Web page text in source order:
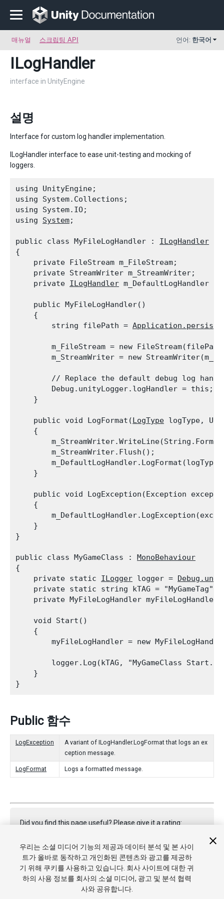
매뉴얼 스크립팅 API 언어: 한국어
ILogHandler
interface in UnityEngine
설명
Interface for custom log handler implementation.
ILogHandler interface to ease unit-testing and mocking of
loggers.
using UnityEngine;
using System.Collections;
using System.IO;
using System;
public class MyFileLogHandler : ILogHandler
{
    private FileStream m_FileStream;
    private StreamWriter m_StreamWriter;
    private
ILogHandler m_DefaultLogHandler
    public MyFileLogHandler()
    {
        string filePath =
m_FileStream = new
m_StreamWriter = new
// Replace the default debug log
        Debug.unityLogger.logHandler = this;
    }
    public void LogFormat(
LogType logType,
    {
        m_StreamWriter.Flush();
    }
public void LogException(Exception
    {
    }
}
public class MyGameClass : MonoBehaviour
{
    private static
ILogger logger =
    private static string kTAG = "MyGameTag";
    private MyFileLogHandler myFileLogHandler;
    void Start()
    {
myFileLogHandler = new
logger.Log(kTAG, "MyGameClass
    }
Public 함수
LogException
A variant of ILogHandler.LogFormat that logs an ex
ception message.
LogFormat Logs a formatted message.
Did you find this page useful? Please give it a rating:
Report a problem on this page
우리는 소셜 미디어 기능의 제공과 데이터 분석 및 본 사이
트가 올바로 동작하고 개인화된 콘텐츠와 광고를 제공하
기 위해 쿠키를 사용하고 있습니다. 회사 사이트에 대한 귀
하의 사용 정보를 회사의 소셜 미디어, 광고 및 분석 협력
사와 공유합니다.